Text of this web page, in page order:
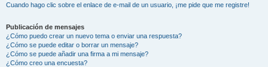
Cuando hago clic sobre el enlace de e-mail de un usuario, ¡me pide que me registre!
Publicación de mensajes
¿Cómo puedo crear un nuevo tema o enviar una respuesta?
¿Cómo se puede editar o borrar un mensaje?
¿Cómo se puede añadir una firma a mi mensaje?
¿Cómo creo una encuesta?